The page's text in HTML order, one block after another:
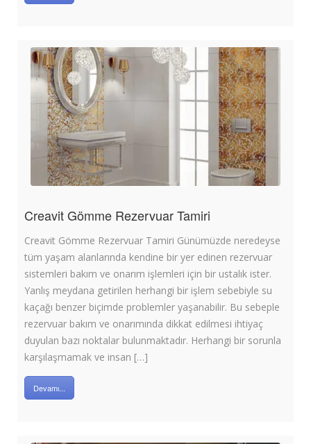
Creavit Gömme Rezervuar Tamiri
Creavit Gömme Rezervuar Tamiri Günümüzde neredeyse
tüm yaşam alanlarında kendine bir yer edinen rezervuar
sistemleri bakım ve onarım işlemleri için bir ustalık ister.
Yanlış meydana getirilen herhangi bir işlem sebebiyle su
kaçağı benzer biçimde problemler yaşanabilir. Bu sebeple
rezervuar bakım ve onarımında dikkat edilmesi ihtiyaç
duyulan bazı noktalar bulunmaktadır. Herhangi bir sorunla
karşılaşmamak ve insan […]
Devamı...